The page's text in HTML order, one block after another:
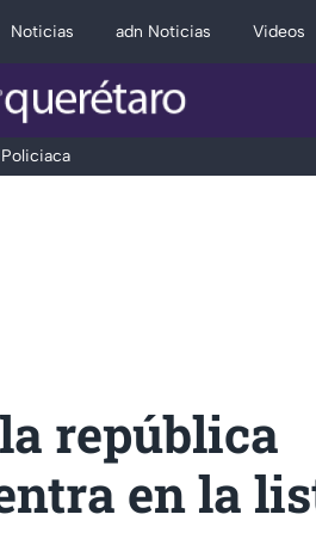
Noticias adn Noticias Videos
Policiaca
república
en la